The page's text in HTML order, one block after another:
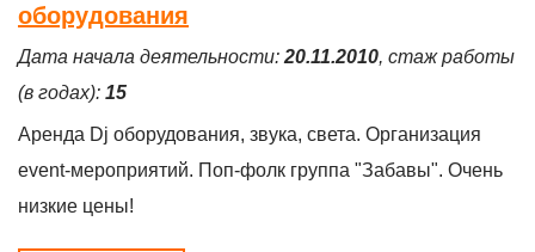
оборудования
Дата начала деятельности: 20.11.2010, стаж работы
(в годах): 15
Аренда Dj оборудования, звука, света. Организация
event-мероприятий. Поп-фолк группа "Забавы". Очень
низкие цены!